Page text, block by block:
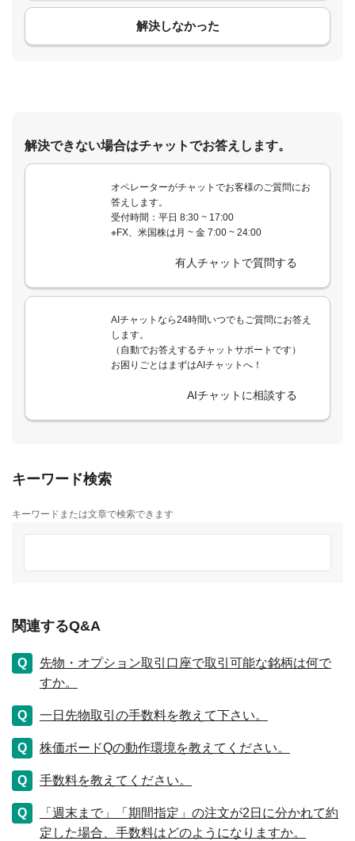
解決しなかった
解決できない場合はチャットでお答えします。
オペレーターがチャットでお客様のご質問にお
答えします。
受付時間：平日 8:30 ~ 17:00
※FX、米国株は月 ~ 金 7:00 ~ 24:00
有人チャットで質問する
AIチャットなら24時間いつでもご質問にお答え
します。
（自動でお答えするチャットサポートです）
お困りごとはまずはAIチャットへ！
AIチャットに相談する
キーワード検索
キーワードまたは文章で検索できます
関連するQ&A
先物・オプション取引口座で取引可能な銘柄は何で
すか。
一日先物取引の手数料を教えて下さい。
株価ボードQの動作環境を教えてください。
手数料を教えてください。
「週末まで」「期間指定」の注文が2日に分かれて約
定した場合、手数料はどのようになりますか。